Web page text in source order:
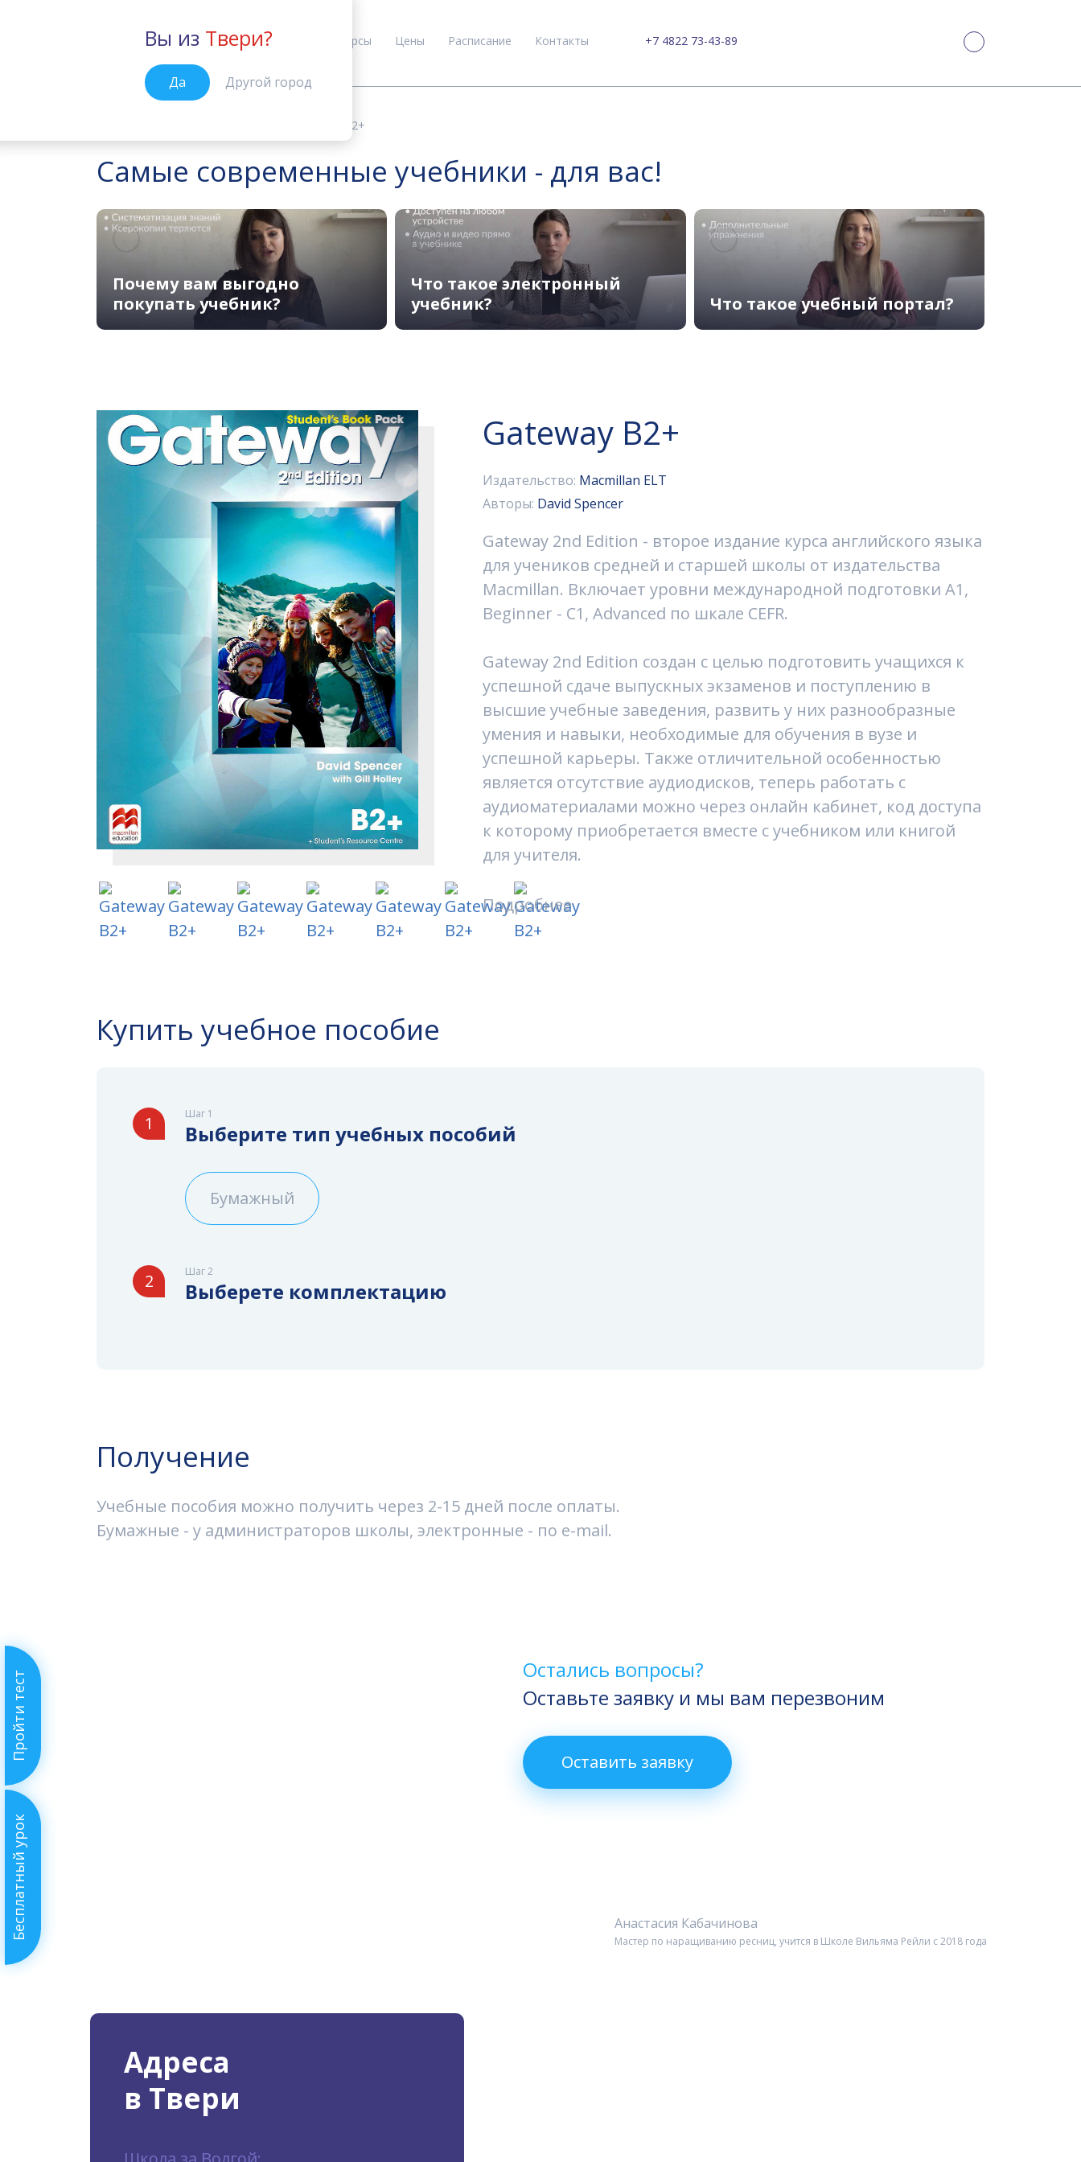
Бесплатный урок
Пройти тест
Тверь
Вы из Твери?
Да Другой город
Курсы Цены Расписание Контакты +7 4822 73-43-89
Gateway B2+
Самые современные учебники - для вас!
Почему вам выгодно
покупать учебник?
Что такое электронный
учебник?
Что такое учебный портал?
Gateway B2+
Издательство: Macmillan ELT
Авторы: David Spencer
Gateway 2nd Edition - второе издание курса английского языка
для учеников средней и старшей школы от издательства
Macmillan. Включает уровни международной подготовки A1,
Beginner - C1, Advanced по шкале CEFR.
Gateway 2nd Edition создан с целью подготовить учащихся к
успешной сдаче выпускных экзаменов и поступлению в
высшие учебные заведения, развить у них разнообразные
умения и навыки, необходимые для обучения в вузе и
успешной карьеры. Также отличительной особенностью
является отсутствие аудиодисков, теперь работать с
аудиоматериалами можно через онлайн кабинет, код доступа
к которому приобретается вместе с учебником или книгой
для учителя.
Подробнее
Купить учебное пособие
Шаг 1
1 Выберите тип учебных пособий
Бумажный
Шаг 2
2 Выберете комплектацию
Получение
Учебные пособия можно получить через 2-15 дней после оплаты.
Бумажные - у администраторов школы, электронные - по e-mail.
Остались вопросы?
Оставьте заявку и мы вам перезвоним
Оставить заявку
Анастасия Кабачинова
Мастер по наращиванию ресниц, учится в Школе Вильяма Рейли c 2018 года
Адреса
в Твери